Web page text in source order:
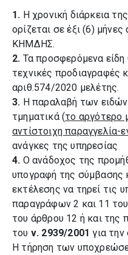
1. Η χρονική διάρκεια
ορίζεται σε έξι (6)
ΚΗΜΔΗΣ.
2. Τα προσφερόμενα είδη
τεχνικές προδιαγραφές
αριθ.574/2020 μελέτης.
3. Η παραλαβή των ειδών
τμηματικά (το αργότερο
αντίστοιχη παραγγελία-
ανάγκες της υπηρεσίας
4. Ο ανάδοχος της
υπογραφή της σύμβασης
εκτέλεσης να τηρεί τις
παραγράφων 2 και 11
του άρθρου 12 ή και της
του ν. 2939/2001 για
Η τήρηση των